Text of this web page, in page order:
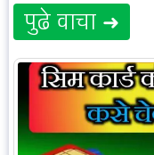
पुढे वाचा ➜